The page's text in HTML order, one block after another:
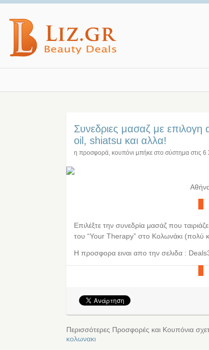
Συνεδριες μασαζ με επιλογη
oil, shiatsu και αλλα!
η προσφορά, κουπόνι μπήκε στο σύστημα στις6
Επιλέξτε την συνεδρία μασάζ που
του “Your Therapy” στο Κολωνάκι (πολύ
Η προσφορα ειναι απο την σελιδα :
Περισσότερες Προσφορές και Κουπόνια
κολωνακι